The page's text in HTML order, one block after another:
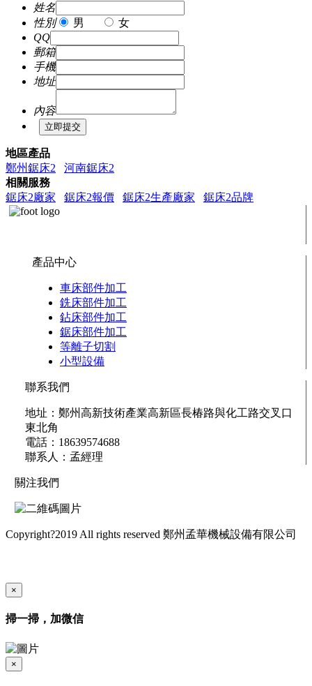
姓名
性別
男
女
QQ
郵箱
手機
地址
內容
地區產品
鄭州鋸床2
河南鋸床2
相關服務
鋸床2廠家
鋸床2報價 鋸床2生產廠家 鋸床2品牌
產品中心
車床部件加工
銑床部件加工
鉆床部件加工
鋸床部件加工
等離子切割
小型設備
聯系我們
地址：鄭州高新技術產業高新區長椿路與化工路交叉口
東北角
電話：18639574688
聯系人：孟經理
關注我們
Copyright?2019 All rights reserved 鄭州孟華機械設備有限公司
×
掃一掃，加微信
×